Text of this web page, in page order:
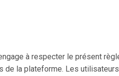
à respecter le présent
la plateforme. Les